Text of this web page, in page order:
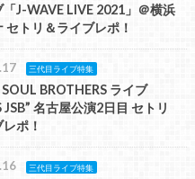
J-WAVE LIVE 2021」＠横浜
セトリ＆ライブレポ！
三代目ライブ特集
SOUL BROTHERS ライブ
JSB” 名古屋公演2日目 セトリ
ポ！
三代目ライブ特集